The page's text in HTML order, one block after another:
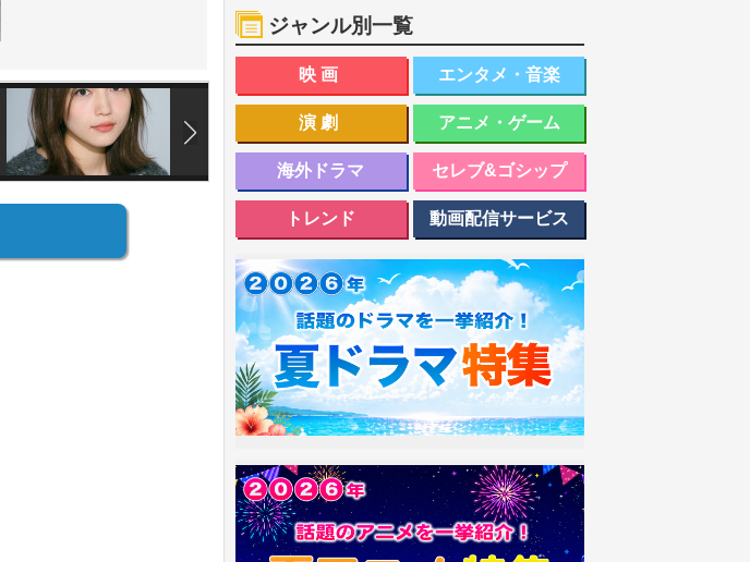
ジャンル別一覧
映画 エンタメ・音楽
演劇 アニメ・ゲーム
海外ドラマ セレブ&ゴシップ
トレンド 動画配信サービス